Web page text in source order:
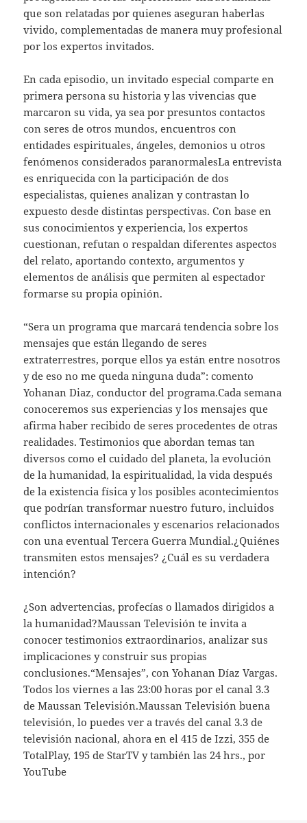
que son relatadas por quienes aseguran haberlas
vivido, complementadas de manera muy profesional
por los expertos invitados.
En cada episodio, un invitado especial comparte en
primera persona su historia y las vivencias que
marcaron su vida, ya sea por presuntos contactos
con seres de otros mundos, encuentros con
entidades espirituales, ángeles, demonios u otros
fenómenos considerados paranormalesLa entrevista
es enriquecida con la participación de dos
especialistas, quienes analizan y contrastan lo
expuesto desde distintas perspectivas. Con base en
sus conocimientos y experiencia, los expertos
cuestionan, refutan o respaldan diferentes aspectos
del relato, aportando contexto, argumentos y
elementos de análisis que permiten al espectador
formarse su propia opinión.
“Sera un programa que marcará tendencia sobre los
mensajes que están llegando de seres
extraterrestres, porque ellos ya están entre nosotros
y de eso no me queda ninguna duda”: comento
Yohanan Diaz, conductor del programa.Cada semana
conoceremos sus experiencias y los mensajes que
afirma haber recibido de seres procedentes de otras
realidades. Testimonios que abordan temas tan
diversos como el cuidado del planeta, la evolución
de la humanidad, la espiritualidad, la vida después
de la existencia física y los posibles acontecimientos
que podrían transformar nuestro futuro, incluidos
conflictos internacionales y escenarios relacionados
con una eventual Tercera Guerra Mundial.¿Quiénes
transmiten estos mensajes? ¿Cuál es su verdadera
intención?
¿Son advertencias, profecías o llamados dirigidos a
la humanidad?Maussan Televisión te invita a
conocer testimonios extraordinarios, analizar sus
implicaciones y construir sus propias
conclusiones.“Mensajes”, con Yohanan Díaz Vargas.
Todos los viernes a las 23:00 horas por el canal 3.3
de Maussan Televisión.Maussan Televisión buena
televisión, lo puedes ver a través del canal 3.3 de
televisión nacional, ahora en el 415 de Izzi, 355 de
TotalPlay, 195 de StarTV y también las 24 hrs., por
YouTube